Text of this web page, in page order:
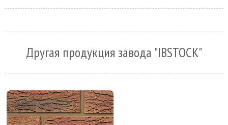
Другая продукция завода "IBSTOCK"